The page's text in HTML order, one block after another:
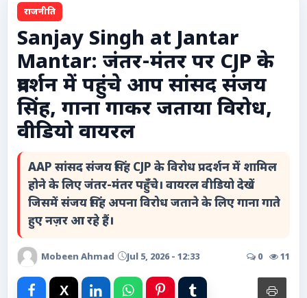
लाइफस्टाइल
वायरल
स्पेशल
साहित्य
विशेष लेख
धर्म और अध्यात्म
Events
राजनीति
Sanjay Singh at Jantar
Mantar: जंतर-मंतर पर CJP के
प्रदर्शन में पहुंचे आप सांसद संजय
सिंह, गाना गाकर जताया विरोध,
वीडियो वायरल
AAP सांसद संजय सिंह CJP के विरोध प्रदर्शन में शामिल
होने के लिए जंतर-मंतर पहुँचे। वायरल वीडियो देखें
जिसमें संजय सिंह अपना विरोध जताने के लिए गाना गाते
हुए नज़र आ रहे हैं।
Mobeen Ahmad Jul 5, 2026 - 12:33 0 11